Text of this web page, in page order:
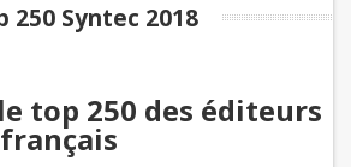
250 Syntec 2018
top 250 des éditeurs